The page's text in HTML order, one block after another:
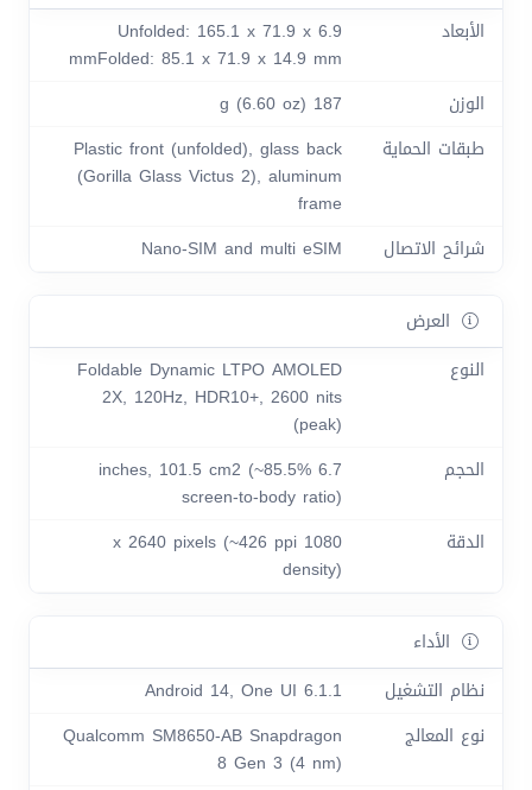
الأبعاد
Unfolded: 165.1 x 71.9 x 6.9
mmFolded: 85.1 x 71.9 x 14.9 mm
الوزن
187 g (6.60 oz)
طبقات الحماية
Plastic front (unfolded), glass back
(Gorilla Glass Victus 2), aluminum
frame
شرائح الاتصال
Nano-SIM and multi eSIM
العرض
النوع
Foldable Dynamic LTPO AMOLED
2X, 120Hz, HDR10+, 2600 nits
(peak)
الحجم
6.7 inches, 101.5 cm2 (~85.5%
screen-to-body ratio)
الدقة
1080 x 2640 pixels (~426 ppi
density)
الأداء
نظام التشغيل
Android 14, One UI 6.1.1
نوع المعالج
Qualcomm SM8650-AB Snapdragon
8 Gen 3 (4 nm)